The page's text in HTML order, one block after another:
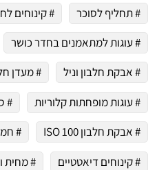
# תחליף לסוכר
# קינוחים
# עוגות למתאמנים בחדר כושר
# אבקת חלבון וניל
# מעדן
# עוגות מופחתות קלוריות
#
# אבקת חלבון ISO 100
#
# קינוחים דיאטטיים
# מחית